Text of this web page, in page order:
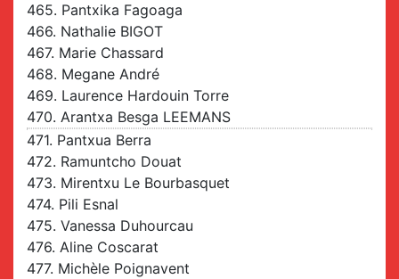
465. Pantxika Fagoaga
466. Nathalie BIGOT
467. Marie Chassard
468. Megane André
469. Laurence Hardouin Torre
470. Arantxa Besga LEEMANS
471. Pantxua Berra
472. Ramuntcho Douat
473. Mirentxu Le Bourbasquet
474. Pili Esnal
475. Vanessa Duhourcau
476. Aline Coscarat
477. Michèle Poignavent